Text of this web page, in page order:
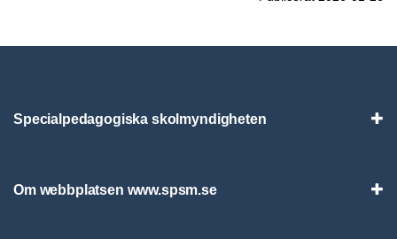
Specialpedagogiska skolmyndigheten
Om webbplatsen www.spsm.se